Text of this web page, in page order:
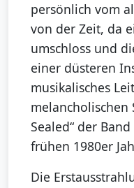
persönlich vom
von der Zeit, da
umschloss und
einer düsteren
musikalisches
melancholischen
Sealed“ der
frühen 1980er
Die